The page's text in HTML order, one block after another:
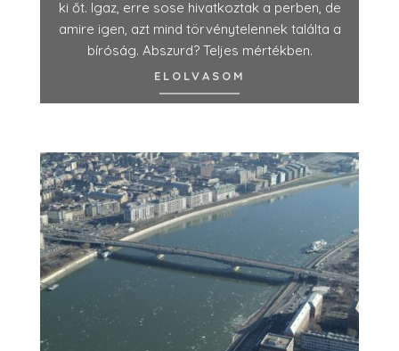
ki őt. Igaz, erre sose hivatkoztak a perben, de
amire igen, azt mind törvénytelennek találta a
bíróság. Abszurd? Teljes mértékben.
ELOLVASOM